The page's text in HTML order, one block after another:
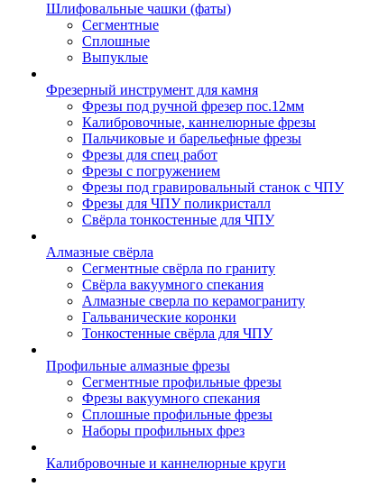
Шлифовальные чашки (фаты)
Сегментные
Сплошные
Выпуклые
Фрезерный инструмент для камня
Фрезы под ручной фрезер пос.12мм
Калибровочные, каннелюрные фрезы
Пальчиковые и барельефные фрезы
Фрезы для спец работ
Фрезы с погружением
Фрезы под гравировальный станок с ЧПУ
Фрезы для ЧПУ поликристалл
Свёрла тонкостенные для ЧПУ
Алмазные свёрла
Сегментные свёрла по граниту
Свёрла вакуумного спекания
Алмазные сверла по керамограниту
Гальванические коронки
Тонкостенные свёрла для ЧПУ
Профильные алмазные фрезы
Сегментные профильные фрезы
Фрезы вакуумного спекания
Сплошные профильные фрезы
Наборы профильных фрез
Калибровочные и каннелюрные круги